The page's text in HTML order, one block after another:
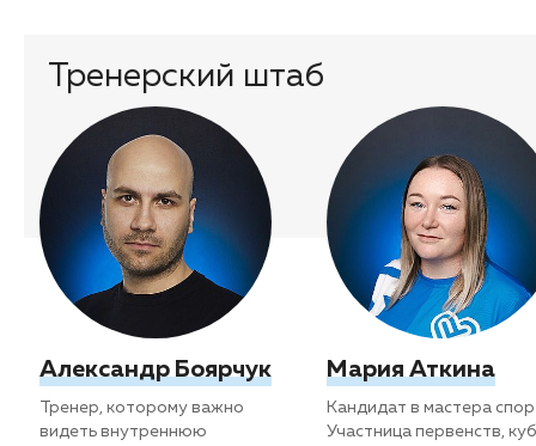
Тренерский штаб
Александр Боярчук
Тренер, которому важно
видеть внутреннюю
Мария Аткина
Кандидат в мастера
Участница первенств,